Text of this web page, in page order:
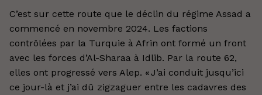
C’est sur cette route que le déclin du régime Assad a
commencé en novembre 2024. Les factions
contrôlées par la Turquie à Afrin ont formé un front
avec les forces d’Al-Sharaa à Idlib. Par la route 62,
elles ont progressé vers Alep. « J’ai conduit jusqu’ici
ce jour-là et j’ai dû zigzaguer entre les cadavres des